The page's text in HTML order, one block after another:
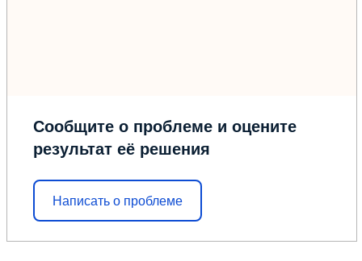
Сообщите о проблеме и оцените
результат её решения
Написать о проблеме